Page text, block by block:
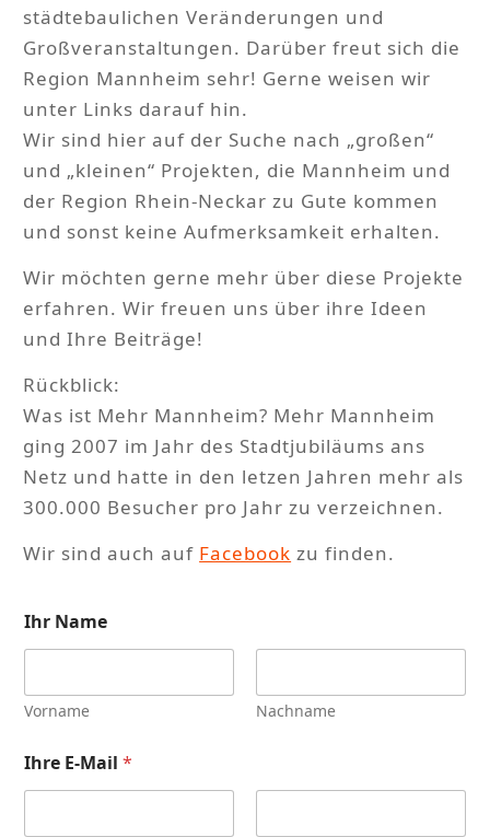
städtebaulichen Veränderungen und
Großveranstaltungen. Darüber freut sich die
Region Mannheim sehr! Gerne weisen wir
unter Links darauf hin.
Wir sind hier auf der Suche nach „großen“
und „kleinen“ Projekten, die Mannheim und
der Region Rhein-Neckar zu Gute kommen
und sonst keine Aufmerksamkeit erhalten.
Wir möchten gerne mehr über diese Projekte
erfahren. Wir freuen uns über ihre Ideen
und Ihre Beiträge!
Rückblick:
Was ist Mehr Mannheim? Mehr Mannheim
ging 2007 im Jahr des Stadtjubiläums ans
Netz und hatte in den letzen Jahren mehr als
300.000 Besucher pro Jahr zu verzeichnen.
Wir sind auch auf Facebook zu finden.
Ihr Name
Vorname Nachname
Ihre E-Mail*